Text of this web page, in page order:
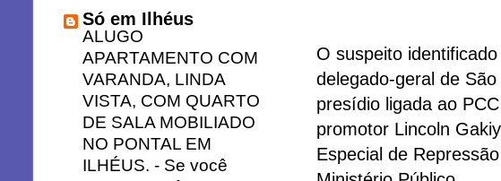
O suspeito
delegado-geral de
presídio ligada ao
promotor Lincoln
Especial de
Só em Ilhéus
ALUGO
APARTAMENTO COM
VARANDA, LINDA
VISTA, COM QUARTO
DE SALA MOBILIADO
NO PONTAL EM
ILHÉUS. - Se você